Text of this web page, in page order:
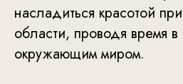
насладиться красотой
области, проводя время
окружающим миром.